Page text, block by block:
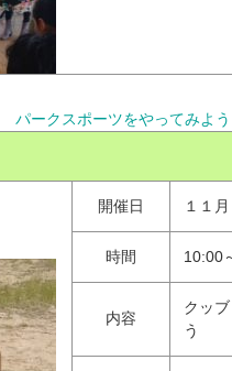
パークスポーツをやってみよう
開催日 １１
時間 10:00
内容
クッ
う